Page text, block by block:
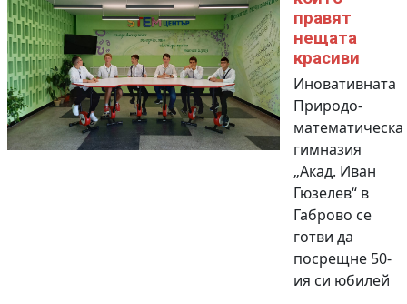
правят
нещата
красиви
Иновативната
Природо-
математическа
гимназия
„Акад. Иван
Гюзелев“ в
Габрово се
готви да
посрещне 50-
ия си юбилей